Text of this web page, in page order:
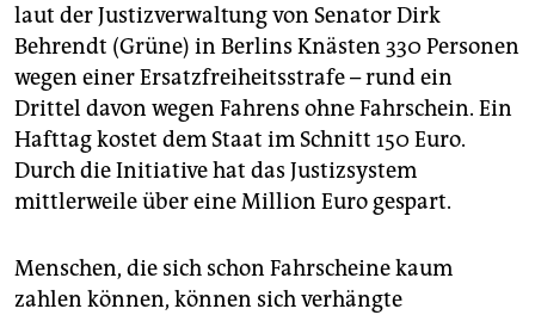
laut der Justizverwaltung von Senator Dirk
Behrendt (Grüne) in Berlins Knästen 330 Personen
wegen einer Ersatzfreiheitsstrafe – rund ein
Drittel davon wegen Fahrens ohne Fahrschein. Ein
Hafttag kostet dem Staat im Schnitt 150 Euro.
Durch die Initiative hat das Justizsystem
mittlerweile über eine Million Euro gespart.
Menschen, die sich schon Fahrscheine kaum
zahlen können, können sich verhängte